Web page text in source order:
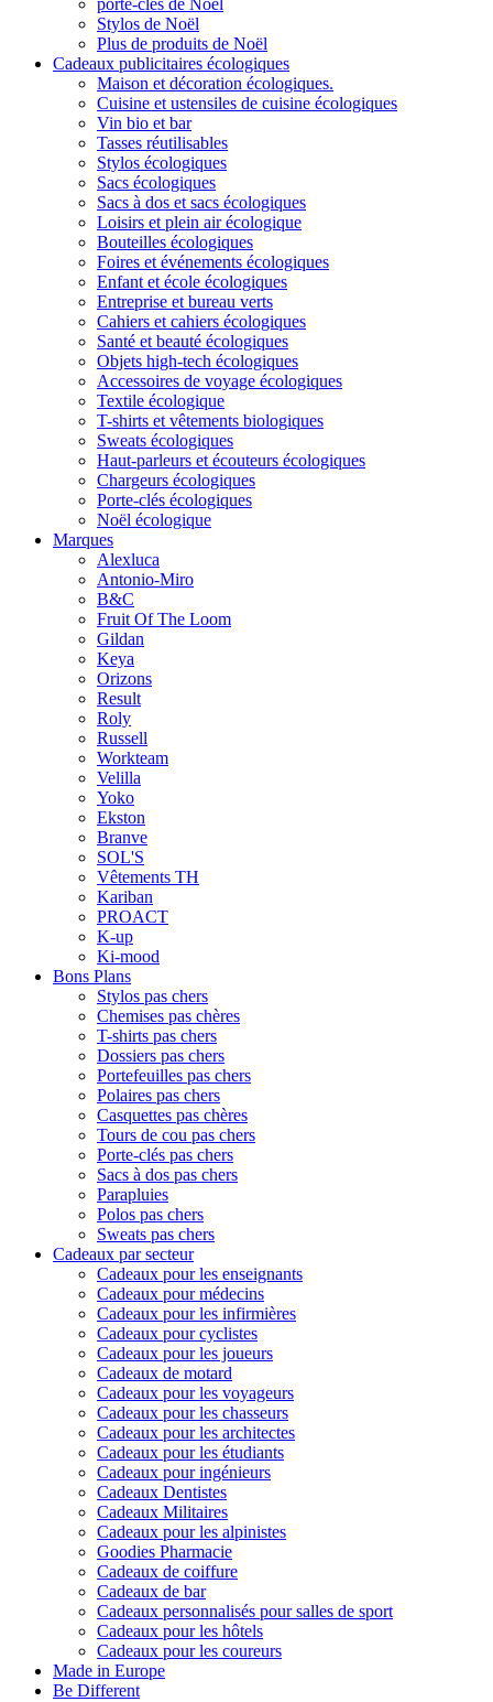
porte-clés de Noël
Stylos de Noël
Plus de produits de Noël
Cadeaux publicitaires écologiques
Maison et décoration écologiques.
Cuisine et ustensiles de cuisine écologiques
Vin bio et bar
Tasses réutilisables
Stylos écologiques
Sacs écologiques
Sacs à dos et sacs écologiques
Loisirs et plein air écologique
Bouteilles écologiques
Foires et événements écologiques
Enfant et école écologiques
Entreprise et bureau verts
Cahiers et cahiers écologiques
Santé et beauté écologiques
Objets high-tech écologiques
Accessoires de voyage écologiques
Textile écologique
T-shirts et vêtements biologiques
Sweats écologiques
Haut-parleurs et écouteurs écologiques
Chargeurs écologiques
Porte-clés écologiques
Noël écologique
Marques
Alexluca
Antonio-Miro
B&C
Fruit Of The Loom
Gildan
Keya
Orizons
Result
Roly
Russell
Workteam
Velilla
Yoko
Ekston
Branve
SOL'S
Vêtements TH
Kariban
PROACT
K-up
Ki-mood
Bons Plans
Stylos pas chers
Chemises pas chères
T-shirts pas chers
Dossiers pas chers
Portefeuilles pas chers
Polaires pas chers
Casquettes pas chères
Tours de cou pas chers
Porte-clés pas chers
Sacs à dos pas chers
Parapluies
Polos pas chers
Sweats pas chers
Cadeaux par secteur
Cadeaux pour les enseignants
Cadeaux pour médecins
Cadeaux pour les infirmières
Cadeaux pour cyclistes
Cadeaux pour les joueurs
Cadeaux de motard
Cadeaux pour les voyageurs
Cadeaux pour les chasseurs
Cadeaux pour les architectes
Cadeaux pour les étudiants
Cadeaux pour ingénieurs
Cadeaux Dentistes
Cadeaux Militaires
Cadeaux pour les alpinistes
Goodies Pharmacie
Cadeaux de coiffure
Cadeaux de bar
Cadeaux personnalisés pour salles de sport
Cadeaux pour les hôtels
Cadeaux pour les coureurs
Made in Europe
Be Different